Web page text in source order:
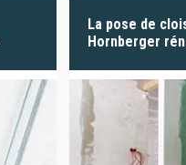
La pose de
Hornberger